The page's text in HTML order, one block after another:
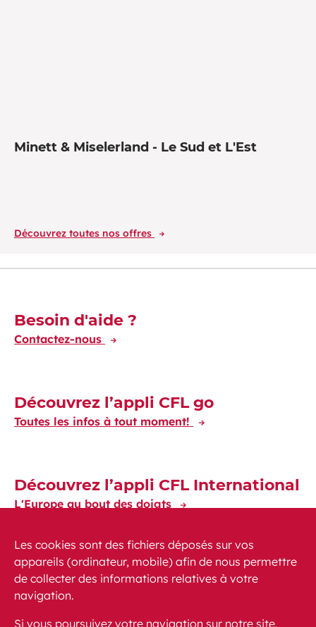
Minett & Miselerland - Le Sud et L'Est
Découvrez toutes nos offres
Découvrez-en plus
Besoin d'aide ?
Contactez-nous
Découvrez l’appli CFL go
Toutes les infos à tout moment!
Découvrez l’appli CFL International
L'Europe au bout des doigts
Les cookies sont des fichiers déposés sur vos
appareils (ordinateur, mobile) afin de nous permettre
de collecter des informations relatives à votre
navigation.
Si vous poursuivez votre navigation sur notre site,